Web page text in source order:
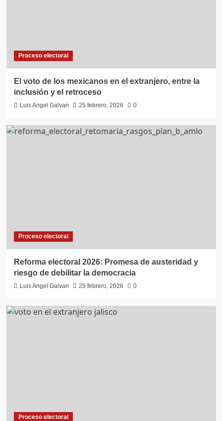
Proceso electoral
El voto de los mexicanos en el extranjero, entre la
inclusión y el retroceso
Luis Angel Galvan 25 febrero, 2026 0
Proceso electoral
Reforma electoral 2026: Promesa de austeridad y
riesgo de debilitar la democracia
Luis Angel Galvan 25 febrero, 2026 0
Proceso electoral